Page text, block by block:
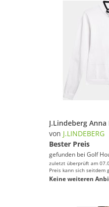
von J.LINDEBERG
Bester Preis
gefunden bei Golf
zuletzt überprüft am
Preis kann sich seitdem
Keine weiteren